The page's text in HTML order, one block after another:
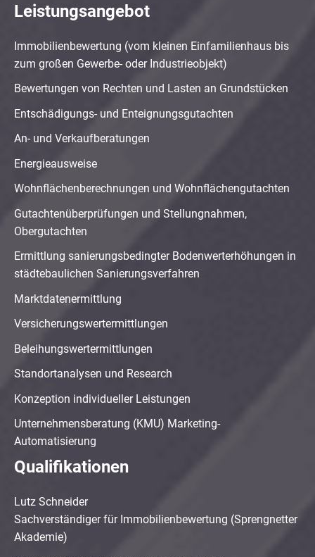
Leistungsangebot
Immobilienbewertung (vom kleinen Einfamilienhaus bis
zum großen Gewerbe- oder Industrieobjekt)
Bewertungen von Rechten und Lasten an Grundstücken
Entschädigungs- und Enteignungsgutachten
An- und Verkaufberatungen
Energieausweise
Wohnflächenberechnungen und Wohnflächengutachten
Gutachtenüberprüfungen und Stellungnahmen,
Obergutachten
Ermittlung sanierungsbedingter Bodenwerterhöhungen in
städtebaulichen Sanierungsverfahren
Marktdatenermittlung
Versicherungswertermittlungen
Beleihungswertermittlungen
Standortanalysen und Research
Konzeption individueller Leistungen
Unternehmensberatung (KMU) Marketing-
Automatisierung
Qualifikationen
Lutz Schneider
Sachverständiger für Immobilienbewertung (Sprengnetter
Akademie)